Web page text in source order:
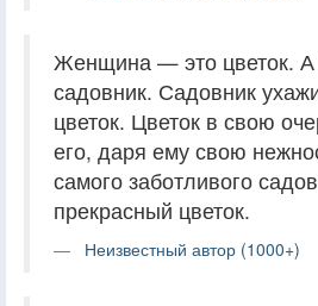
Женщина — это цветок.
садовник. Садовник
цветок. Цветок в свою
его, даря ему свою
самого заботливого
прекрасный цветок.
Неизвестный автор (1000+)